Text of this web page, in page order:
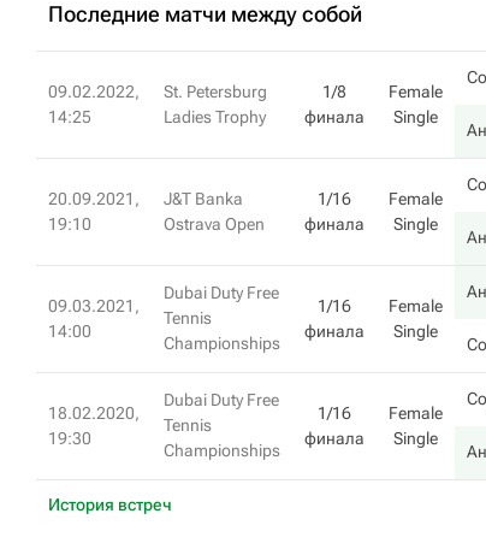
Последние матчи между собой
09.02.2022,
14:25
St. Petersburg
Ladies Trophy
1/8
финала
Female
Single
20.09.2021,
19:10
J&T Banka
Ostrava Open
1/16
финала
Female
Single
09.03.2021,
14:00
Dubai Duty Free
Tennis
Championships
1/16
финала
Female
Single
18.02.2020,
19:30
Dubai Duty Free
Tennis
Championships
1/16
финала
Female
Single
История встреч